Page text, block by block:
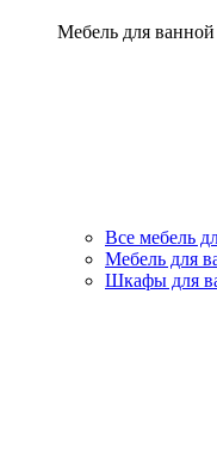
Мебель для ванной
Все мебель
Мебель для
Шкафы для